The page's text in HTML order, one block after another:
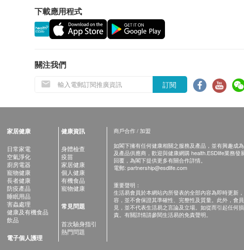
下載應用程式
關注我們
訂閱
家居健康
日常家電
空氣淨化
廚房電器
寵物健康
長者健康
防疫產品
睡眠用品
害蟲處理
健康及有機食品
飲品
電子個人護理
健康資訊
身體檢查
疫苗
家居健康
個人健康
有機食品
寵物健康
常見問題
首次驗身指引
熱門問題
商戶合作 / 加盟
如閣下擁有任何健康相關之服務及產品，並有興趣成
及產品供應商，歡迎與健康網購 health.ESDlife業務發
回覆，為閣下提供更多有關合作詳情。
電郵: partnership@esdlife.com
重要聲明：
生活易會員於本網站內所發表的全部內容為即時更新
容，並不會保證其準確性、完整性及質量。此外，會
見，並不代表生活易之言論及立場。如從而引起任何
責。有關詳情請參閱生活易的免責聲明。